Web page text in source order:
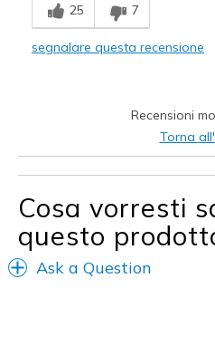
25 7
segnalare questa recensione
Recensioni
Torna
Cosa vorresti
questo
Ask a Question